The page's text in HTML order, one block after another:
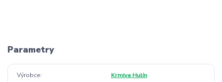
Parametry
Výrobce Krmiva Hulín